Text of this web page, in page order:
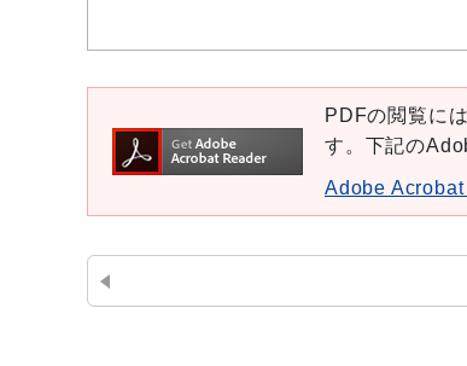
PDFの閲覧に
す。下記の
Adobe